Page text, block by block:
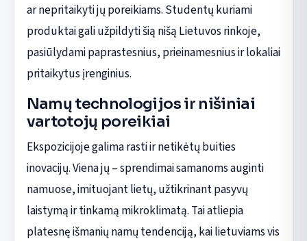
ar nepritaikyti jų poreikiams. Studentų kuriami
produktai gali užpildyti šią nišą Lietuvos rinkoje,
pasiūlydami paprastesnius, prieinamesnius ir lokaliai
pritaikytus įrenginius.
Namų technologijos ir nišiniai
vartotojų poreikiai
Ekspozicijoje galima rasti ir netikėtų buities
inovacijų. Viena jų – sprendimai samanoms auginti
namuose, imituojant lietų, užtikrinant pasyvų
laistymą ir tinkamą mikroklimatą. Tai atliepia
platesnę išmanių namų tendenciją, kai lietuviams vis